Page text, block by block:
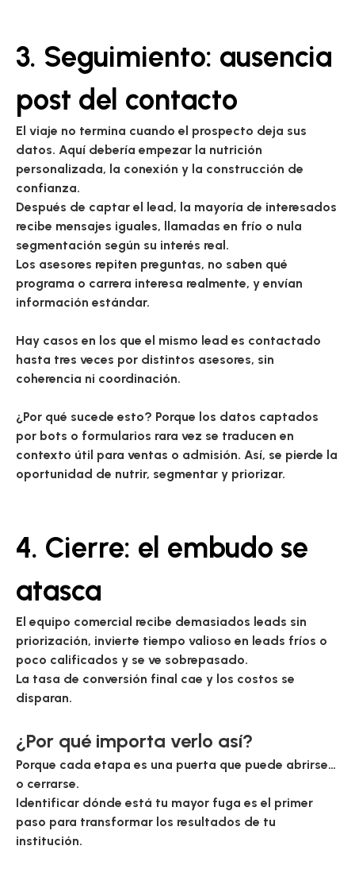
3. Seguimiento: ausencia
post del contacto
El viaje no termina cuando el prospecto deja sus
datos. Aquí debería empezar la nutrición
personalizada, la conexión y la construcción de
confianza.
Después de captar el lead, la mayoría de interesados
recibe mensajes iguales, llamadas en frío o nula
segmentación según su interés real.
Los asesores repiten preguntas, no saben qué
programa o carrera interesa realmente, y envían
información estándar.
Hay casos en los que el mismo lead es contactado
hasta tres veces por distintos asesores, sin
coherencia ni coordinación.
¿Por qué sucede esto? Porque los datos captados
por bots o formularios rara vez se traducen en
contexto útil para ventas o admisión. Así, se pierde la
oportunidad de nutrir, segmentar y priorizar.
4. Cierre: el embudo se
atasca
El equipo comercial recibe demasiados leads sin
priorización, invierte tiempo valioso en leads fríos o
poco calificados y se ve sobrepasado.
La tasa de conversión final cae y los costos se
disparan.
¿Por qué importa verlo así?
Porque cada etapa es una puerta que puede abrirse…
o cerrarse.
Identificar dónde está tu mayor fuga es el primer
paso para transformar los resultados de tu
institución.